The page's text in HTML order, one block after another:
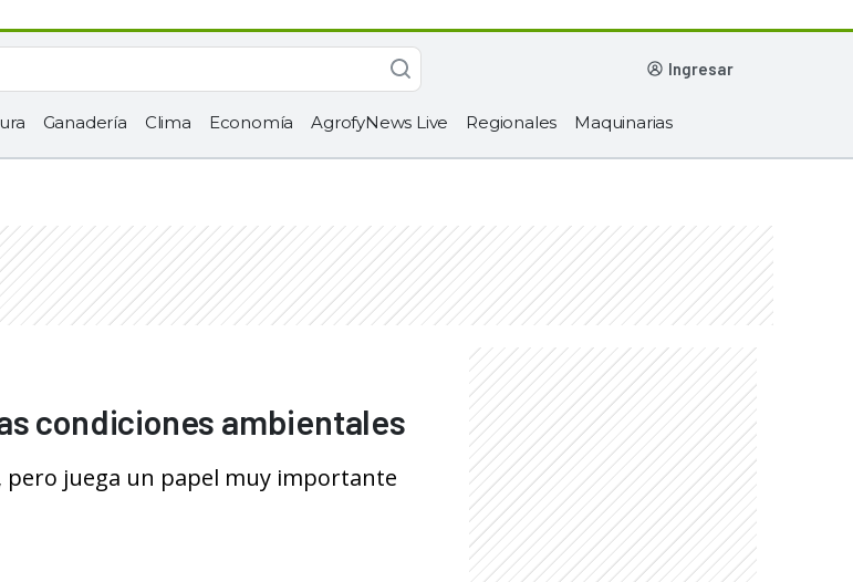
ingresar
Ganadería Clima Economía AgrofyNews Live Regionales Maquinarias
condiciones ambientales
pero juega un papel muy importante